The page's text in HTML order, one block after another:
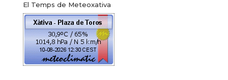
El Temps de Meteoxativa